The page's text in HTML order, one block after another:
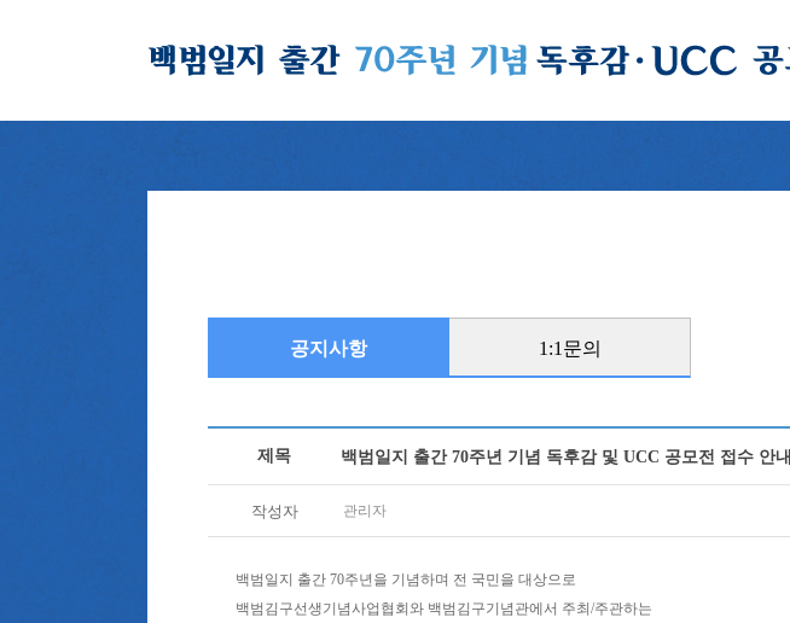
공지사항 1:1문의
제목 백범일지 출간 70주년 기념 독후감 및 UCC 공모전 접수 안내
작성자 관리자
백범일지 출간 70주년을 기념하며 전 국민을 대상으로
백범김구선생기념사업협회와 백범김구기념관에서 주최/주관하는